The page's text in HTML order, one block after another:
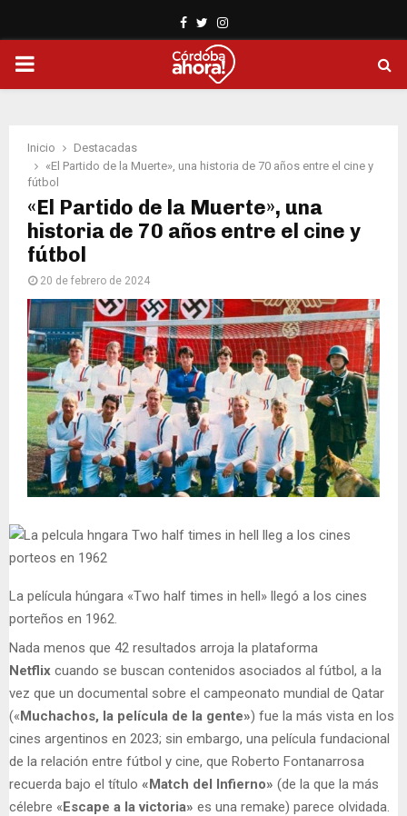
Facebook
TwitterInstagram
PRIMARY
Inicio
Destacadas
«El Partido de la Muerte», una historia de 70 años entre el cine y
fútbol
«El Partido de la Muerte», una
historia de 70 años entre el cine y
fútbol
20 de febrero de 2024
La película húngara «Two half times in hell» llegó a los cines
porteños en 1962.
Nada menos que 42 resultados arroja la plataforma
Netflix cuando se buscan contenidos asociados al fútbol, a la
vez que un documental sobre el campeonato mundial de Qatar
(«Muchachos, la película de la gente») fue la más vista en los
cines argentinos en 2023; sin embargo, una película fundacional
de la relación entre fútbol y cine, que Roberto Fontanarrosa
recuerda bajo el título «Match del Infierno» (de la que la más
célebre «Escape a la victoria» es una remake) parece olvidada.